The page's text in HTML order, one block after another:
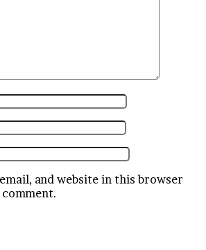
and website in this browser